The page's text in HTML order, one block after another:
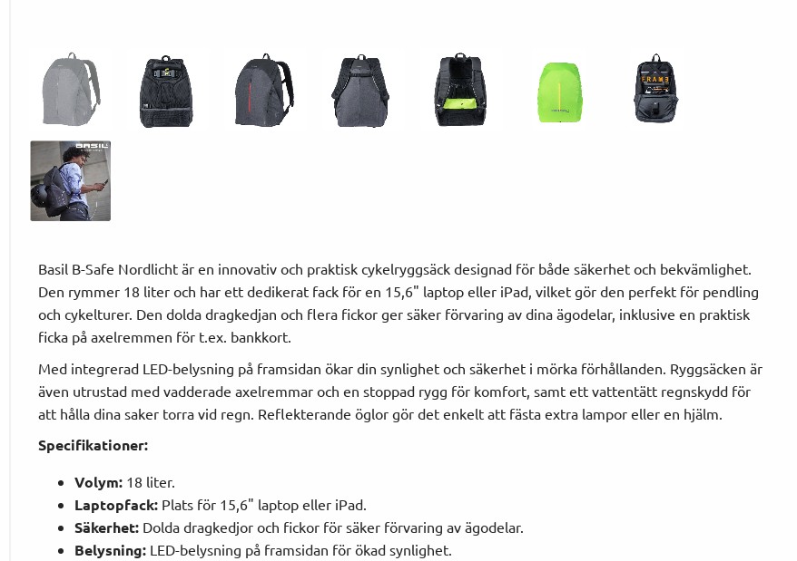
Basil B-Safe Nordlicht är en innovativ och praktisk cykelryggsäck designad för både säkerhet och bekvämlighet.
Den rymmer 18 liter och har ett dedikerat fack för en 15,6" laptop eller iPad, vilket gör den perfekt för pendling
och cykelturer. Den dolda dragkedjan och flera fickor ger säker förvaring av dina ägodelar, inklusive en praktisk
ficka på axelremmen för t.ex. bankkort.
Med integrerad LED-belysning på framsidan ökar din synlighet och säkerhet i mörka förhållanden. Ryggsäcken är
även utrustad med vadderade axelremmar och en stoppad rygg för komfort, samt ett vattentätt regnskydd för
att hålla dina saker torra vid regn. Reflekterande öglor gör det enkelt att fästa extra lampor eller en hjälm.
Specifikationer:
Volym: 18 liter.
Laptopfack: Plats för 15,6" laptop eller iPad.
Säkerhet: Dolda dragkedjor och fickor för säker förvaring av ägodelar.
Belysning: LED-belysning på framsidan för ökad synlighet.